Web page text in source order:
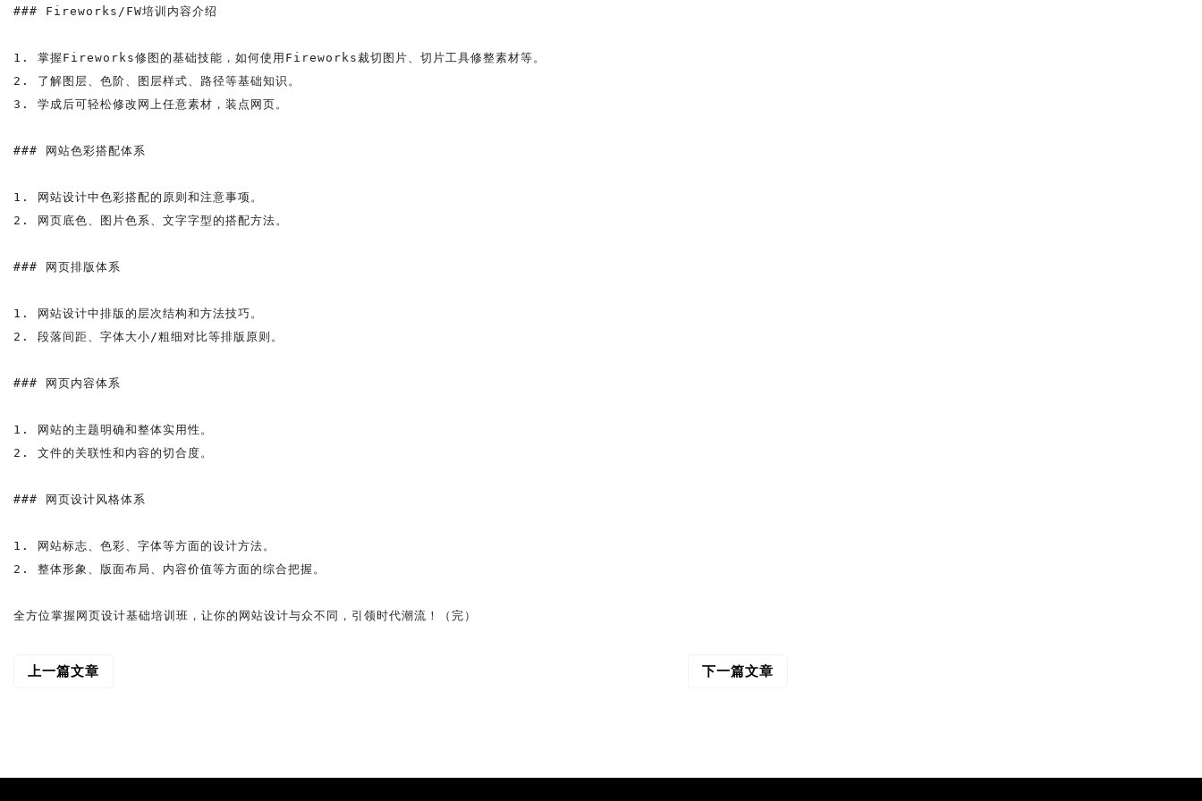
### Fireworks/FW培训内容介绍
1. 掌握Fireworks修图的基础技能，如何使用Fireworks裁切图片、切片工具修整素材等。
2. 了解图层、色阶、图层样式、路径等基础知识。
3. 学成后可轻松修改网上任意素材，装点网页。
### 网站色彩搭配体系
1. 网站设计中色彩搭配的原则和注意事项。
2. 网页底色、图片色系、文字字型的搭配方法。
### 网页排版体系
1. 网站设计中排版的层次结构和方法技巧。
2. 段落间距、字体大小/粗细对比等排版原则。
### 网页内容体系
1. 网站的主题明确和整体实用性。
2. 文件的关联性和内容的切合度。
### 网页设计风格体系
1. 网站标志、色彩、字体等方面的设计方法。
2. 整体形象、版面布局、内容价值等方面的综合把握。
文
上一篇文章 下一篇文章